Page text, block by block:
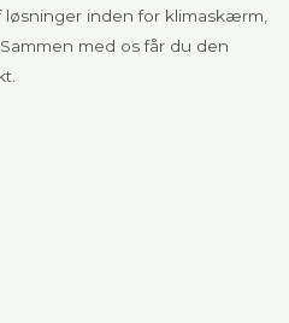
inden for klimaskærm,
med os får du den